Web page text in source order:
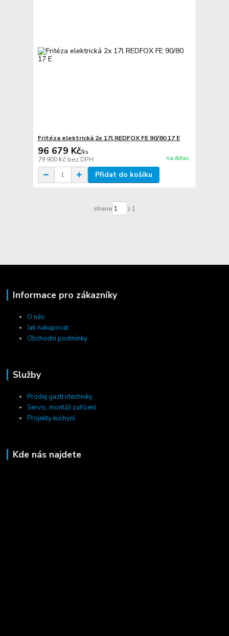
Fritéza elektrická 2x 17l REDFOX FE 90/80 17 E
96 679 Kč/ks
79 900 Kč bez DPH na dotaz
Přidat do košíku
strana z 1
Informace pro zákazníky
O nás
Jak nakupovat
Obchodní podmínky
Služby
Prodej gastrotechniky
Servis, montáž zařízení
Projekty kuchyní
Kde nás najdete